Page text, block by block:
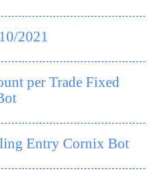
2021
per Trade Fixed
Entry Cornix Bot